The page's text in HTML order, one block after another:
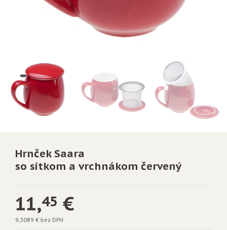
Hrnček Saara
so sitkom a vrchnákom červený
11,45 €
9,3089 € bez DPH